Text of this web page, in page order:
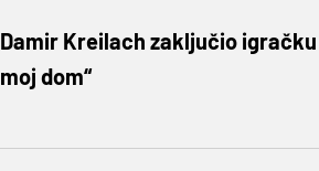
Damir Kreilach zaključio
moj dom“